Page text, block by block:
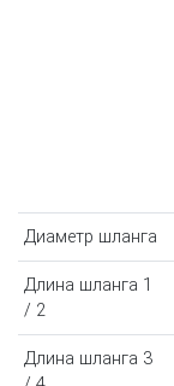
Диаметр шланга
Длина шланга 1
/ 2
Длина шланга 3